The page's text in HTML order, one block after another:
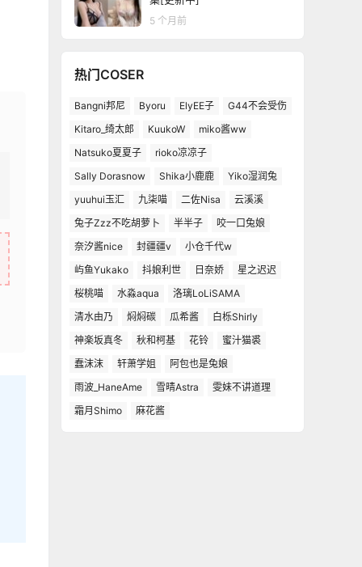
5 个月前
热门COSER
Bangni邦尼 Byoru ElyEE子
G44不会受伤
Kitaro_绮太郎
KuukoW
miko酱ww
Natsuko夏夏子
rioko凉凉子
Sally Dorasnow
Shika小鹿鹿
Yiko湿润兔
yuuhui玉汇
九柒喵 二佐Nisa
云溪溪
兔子Zzz不吃胡萝卜
半半子
咬一口兔娘
奈汐酱nice
封疆疆v
小仓千代w
屿鱼Yukako
抖娘利世 日奈娇
星之迟迟
桜桃喵
水淼aqua
洛璃LoLiSAMA
清水由乃
焖焖碳 瓜希酱
白栎Shirly
神楽坂真冬
秋和柯基 花铃
蜜汁猫裘
蠢沫沫
轩萧学姐
阿包也是兔娘
雨波_HaneAme
雪晴Astra
雯妹不讲道理
霜月Shimo
麻花酱